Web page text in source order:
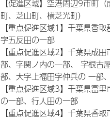
【促進区域】空港周辺9市町
町、芝山町、横芝光町）
【重点促進区域1】千葉県香
字五反田の一部
【重点促進区域2】千葉県成
部、字関ノ内の一部、 字根古
部、大字上福田字仲兵の 一部
【重点促進区域3】千葉県富
の一部、行人田の一部
【重点促進区域4】千葉県香